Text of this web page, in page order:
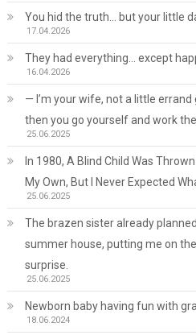
You hid the truth… but your little
17.04.2026
They had everything… except
16.04.2026
— I’m your wife, not a little
then you go yourself and work
25.06.2025
In 1980, A Blind Child Was
My Own, But I Never Expected
25.06.2025
The brazen sister already
summer house, putting me on
surprise.
25.06.2025
Newborn baby having fun with
18.06.2024